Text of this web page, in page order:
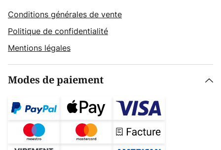
Conditions générales de vente
Politique de confidentialité
Mentions légales
Modes de paiement